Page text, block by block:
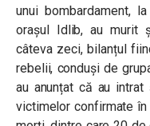
unui bombardament,
orașul Idlib, au murit
câteva zeci, bilanțul
rebelii, conduși de
au anunțat că au
victimelor confirmate